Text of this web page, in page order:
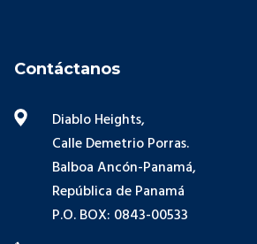
Contáctanos
Diablo Heights,
Calle Demetrio Porras.
Balboa Ancón-Panamá,
República de Panamá
P.O. BOX: 0843-00533